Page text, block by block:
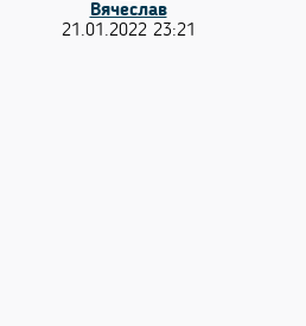
Вячеслав
21.01.2022 23:21